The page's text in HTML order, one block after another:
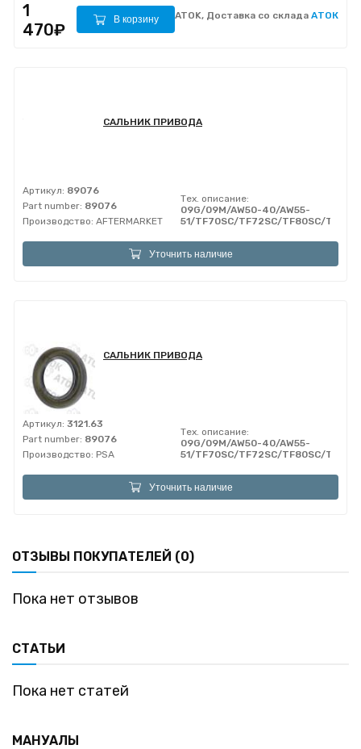
1
470₽
В корзину ATOK, Доставка со склада АТОК
САЛЬНИК ПРИВОДА
Артикул: 89076
Part number: 89076
Производство: AFTERMARKET
Тех. описание:
09G/09M/AW50-40/AW55-
51/TF70SC/TF72SC/TF80SC/
Уточнить наличие
САЛЬНИК ПРИВОДА
Артикул: 3121.63
Part number: 89076
Производство: PSA
Тех. описание:
09G/09M/AW50-40/AW55-
51/TF70SC/TF72SC/TF80SC/
Уточнить наличие
ОТЗЫВЫ ПОКУПАТЕЛЕЙ (0)
Пока нет отзывов
СТАТЬИ
Пока нет статей
МАНУАЛЫ